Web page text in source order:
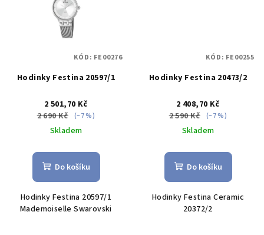
Hodinky Festina 20597/1
2 501,70 Kč
2 690 Kč (–7 %)
Skladem
Do košíku
Hodinky Festina 20597/1
Mademoiselle Swarovski
KÓD: FE00276
Hodinky Festina 20473/2
2 408,70 Kč
2 590 Kč (–7 %)
Skladem
Do košíku
Hodinky Festina Ceramic
20372/2
KÓD: FE00255